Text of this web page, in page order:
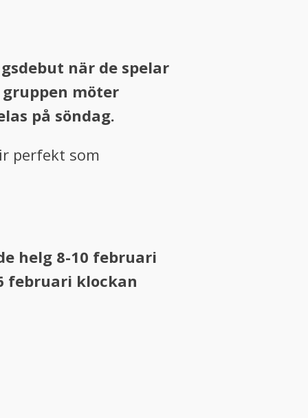
när de spelar
möter
på söndag.
perfekt som
helg 8-10 februari
februari klockan